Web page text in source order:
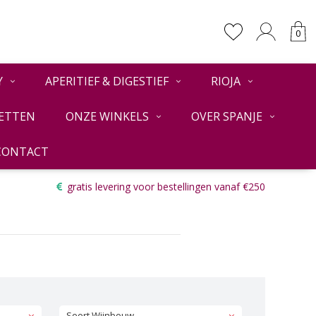
0
APERITIEF & DIGESTIEF RIOJA
ONZE WINKELS OVER SPANJE
gratis levering voor bestellingen vanaf €250